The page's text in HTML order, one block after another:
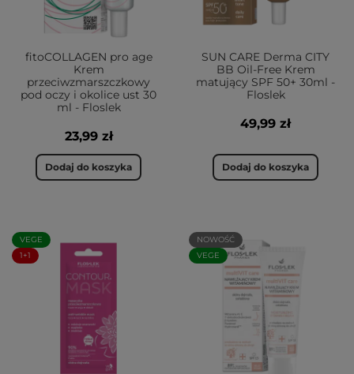
fitoCOLLAGEN pro age
Krem
przeciwzmarszczkowy
pod oczy i okolice ust 30
ml - Floslek
23,99 zł
Dodaj do koszyka
SUN CARE Derma CITY
BB Oil-Free Krem
matujący SPF 50+ 30ml -
Floslek
49,99 zł
Dodaj do koszyka
VEGE
1+1
NOWOŚĆ
VEGE